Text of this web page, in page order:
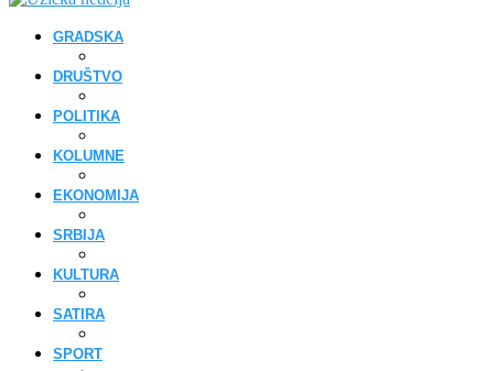
GRADSKA
DRUŠTVO
POLITIKA
KOLUMNE
EKONOMIJA
SRBIJA
KULTURA
SATIRA
SPORT